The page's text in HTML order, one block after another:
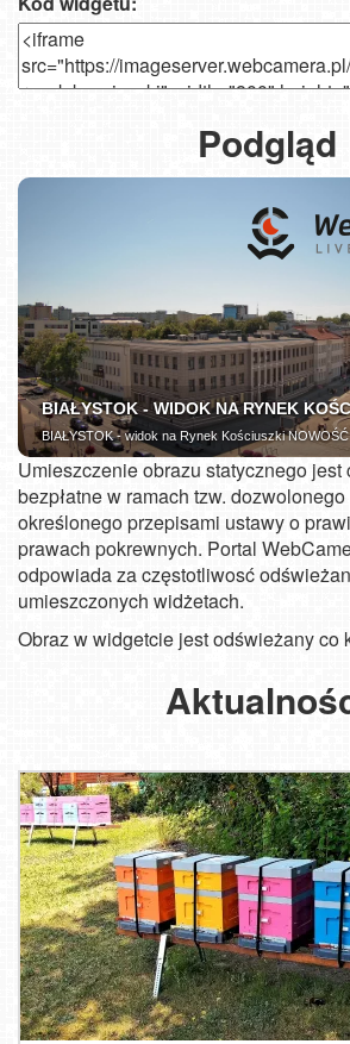
Podgląd
Umieszczenie obrazu statycznego jest
bezpłatne w ramach tzw.
określonego przepisami ustawy o
prawach pokrewnych. Portal
odpowiada za częstotliwosć
umieszczonych widżetach.
Obraz w widgetcie jest odświeżany co